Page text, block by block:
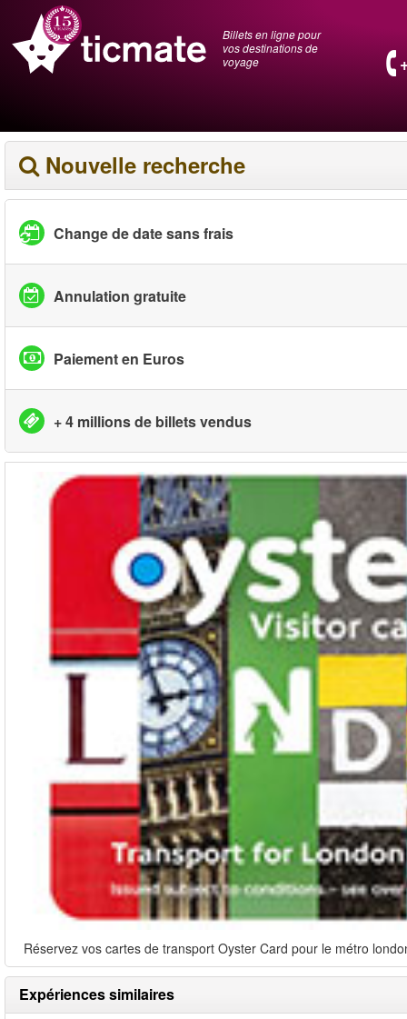
Billets en ligne pour
vos destinations de
voyage
Nouvelle recherche
Change de date sans frais
Annulation gratuite
Paiement en Euros
+ 4 millions de billets vendus
Réservez vos cartes de transport Oyster Card pour le métro
Expériences similaires